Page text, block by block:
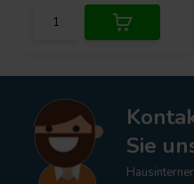
Sie